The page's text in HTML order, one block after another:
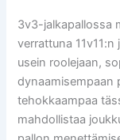
3v3-jalkapallossa
verrattuna
usein roolejaan,
dynaamisempaan
tehokkaampaa
mahdollistaa